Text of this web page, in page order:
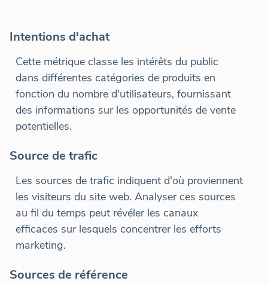
Intentions d'achat
Cette métrique classe les intérêts du public
dans différentes catégories de produits en
fonction du nombre d'utilisateurs, fournissant
des informations sur les opportunités de vente
potentielles.
Source de trafic
Les sources de trafic indiquent d'où proviennent
les visiteurs du site web. Analyser ces sources
au fil du temps peut révéler les canaux
efficaces sur lesquels concentrer les efforts
marketing.
Sources de référence